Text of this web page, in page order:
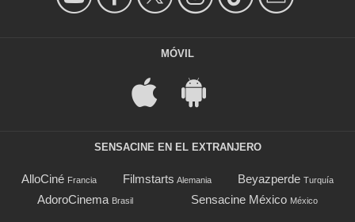
MÓVIL
SENSACINE EN EL EXTRANJERO
AlloCiné Francia Filmstarts Alemania Beyazperde Turquía
AdoroCinema Brasil Sensacine México México